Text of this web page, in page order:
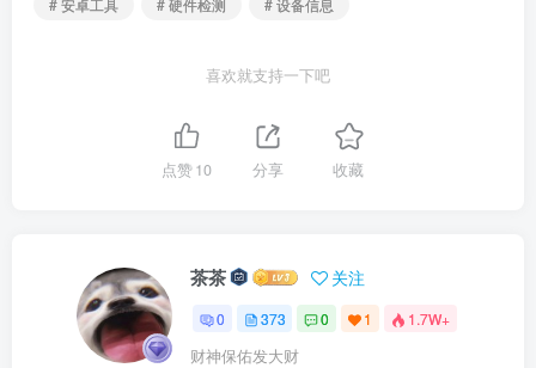
# 安卓工具
# 硬件检测 # 设备信息
喜欢就支持一下吧
点赞10 分享 收藏
茶茶 关注
0 373 0 1 1.7W+
财神保佑发大财